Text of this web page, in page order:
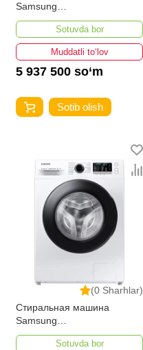
Samsung
WW80AGAS22AXLD 8-кг
Sotuvda bor
Muddatli to‘lov
5 937 500 so‘m
Sotib olish
(0 Sharhlar)
Стиральная машина
Samsung
WW70AGAS22AE/LD
Sotuvda bor